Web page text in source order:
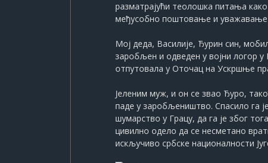
разматрајући теолошка питања
међусобно поштовање и уважавање
Мој деда, Василије, Ђурин син,
заробљен и одведен у војни логор
отпутовала у Оточац на Ускршње
Јеленим муж, и он се звао Ђуро,
паде у заробљеништво. Спасило га
шумарство у Грацу, да га је због
цивилно одело да се несметано
искључиво србске националности